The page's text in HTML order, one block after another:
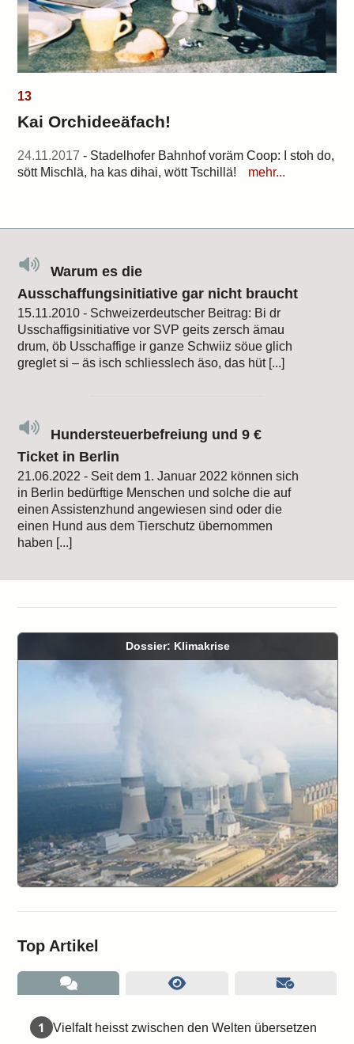
13
Kai Orchideeäfach!
24.11.2017 - Stadelhofer Bahnhof voräm Coop: I stoh do,
sött Mischlä, ha kas dihai, wött Tschillä!
mehr...
Warum es die
Ausschaffungsinitiative gar nicht braucht
15.11.2010 - Schweizerdeutscher Beitrag: Bi dr
Usschaffigsinitiative vor SVP geits zersch ämau
drum, öb Usschaffige ir ganze Schwiiz söue glich
greglet si – äs isch schliesslech äso, das hüt [...]
Hundersteuerbefreiung und 9 €
Ticket in Berlin
21.06.2022 - Seit dem 1. Januar 2022 können sich
in Berlin bedürftige Menschen und solche die auf
einen Assistenzhund angewiesen sind oder die
einen Hund aus dem Tierschutz übernommen
haben [...]
Dossier: Klimakrise
Top Artikel
1 Vielfalt heisst zwischen den Welten übersetzen